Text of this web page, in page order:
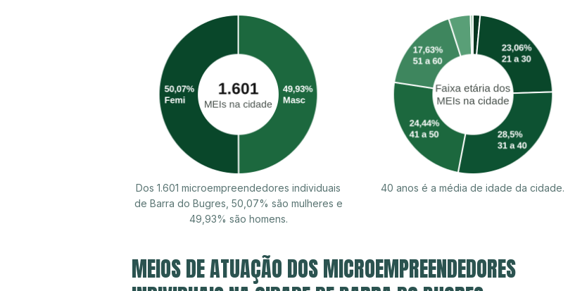
Dos 1.601 microempreendedores individuais
de Barra do Bugres, 50,07% são mulheres e
49,93% são homens.
40 anos é a média de idade da cidade.
MEIOS DE ATUAÇÃO DOS MICROEMPREENDEDORES